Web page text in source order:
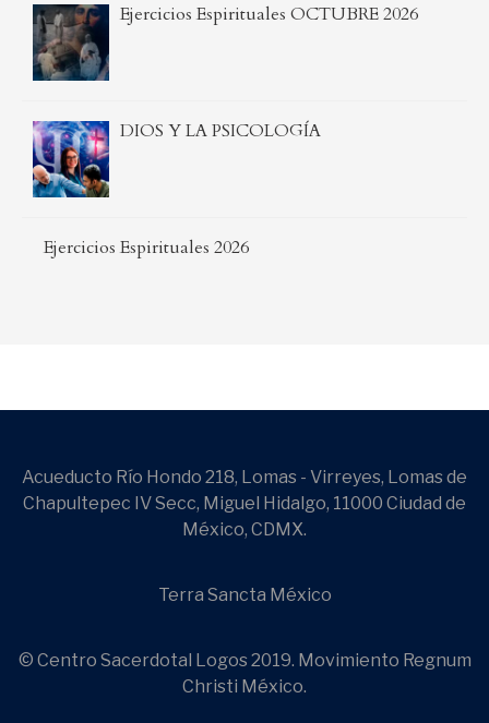
Ejercicios Espirituales OCTUBRE 2026
DIOS Y LA PSICOLOGÍA
Ejercicios Espirituales 2026
Acueducto Río Hondo 218, Lomas - Virreyes, Lomas de
Chapultepec IV Secc, Miguel Hidalgo, 11000 Ciudad de
México, CDMX.
Terra Sancta México
© Centro Sacerdotal Logos 2019. Movimiento Regnum
Christi México.